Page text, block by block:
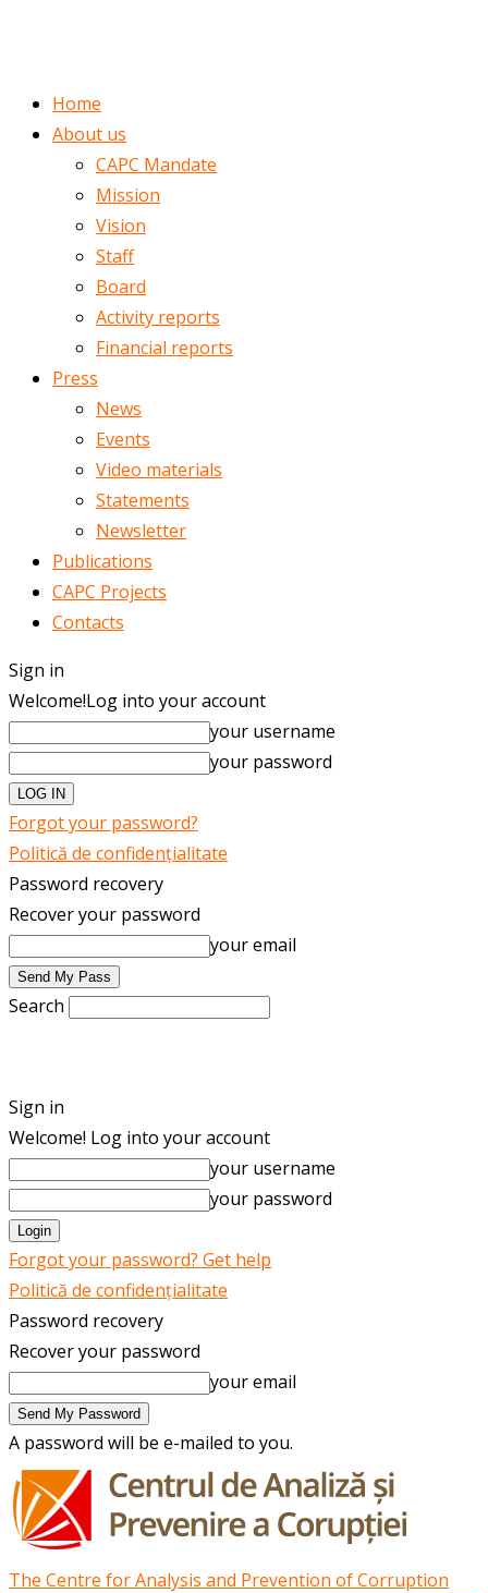
Home
About us
CAPC Mandate
Mission
Vision
Staff
Board
Activity reports
Financial reports
Press
News
Events
Video materials
Statements
Newsletter
Publications
CAPC Projects
Contacts
Sign in
Welcome!Log into your account
your username
your password
Forgot your password?
Politică de confidențialitate
Password recovery
Recover your password
your email
Search
Sign in
Welcome! Log into your account
your username
your password
Forgot your password? Get help
Politică de confidențialitate
Password recovery
Recover your password
your email
A password will be e-mailed to you.
The Centre for Analysis and Prevention of Corruption